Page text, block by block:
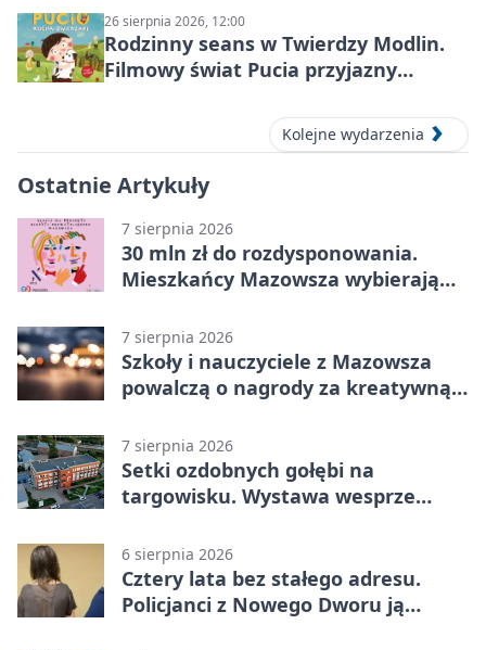
26 sierpnia 2026, 12:00
Rodzinny seans w Twierdzy Modlin.
Filmowy świat Pucia przyjazny
Kolejne wydarzenia
Ostatnie Artykuły
7 sierpnia 2026
30 mln zł do rozdysponowania.
Mieszkańcy Mazowsza wybierają
7 sierpnia 2026
Szkoły i nauczyciele z Mazowsza
powalczą o nagrody za kreatywną
7 sierpnia 2026
Setki ozdobnych gołębi na
targowisku. Wystawa wesprze
6 sierpnia 2026
Cztery lata bez stałego adresu.
Policjanci z Nowego Dworu ją